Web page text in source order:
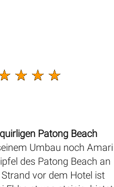
Patong Beach
Umbau noch Amari
des Patong Beach an
vor dem Hotel ist